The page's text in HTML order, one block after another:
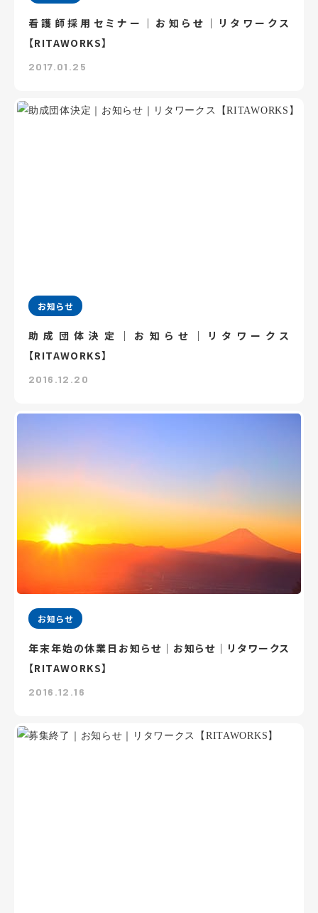
看護師採用セミナー｜お知らせ｜リタワークス
【RITAWORKS】
2017.01.25
お知らせ
助成団体決定｜お知らせ｜リタワークス
【RITAWORKS】
2016.12.20
お知らせ
年末年始の休業日お知らせ｜お知らせ｜リタワークス
【RITAWORKS】
2016.12.16